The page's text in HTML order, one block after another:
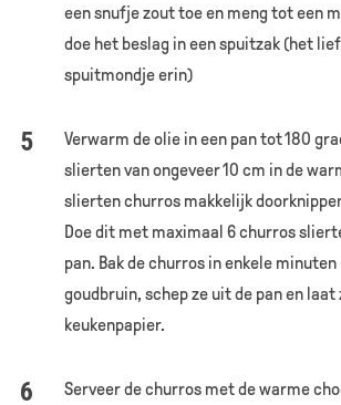
een snufje zout toe en meng tot een
doe het beslag in een spuitzak (het
spuitmondje erin)
Verwarm de olie in een pan tot 180
slierten van ongeveer 10 cm in de
slierten churros makkelijk
Doe dit met maximaal 6 churros
pan. Bak de churros in enkele
goudbruin, schep ze uit de pan en laat
keukenpapier.
Serveer de churros met de warme